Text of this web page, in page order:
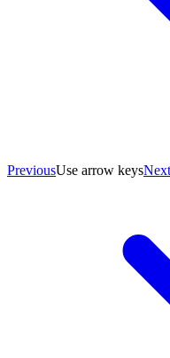
PreviousUse arrow keysNext